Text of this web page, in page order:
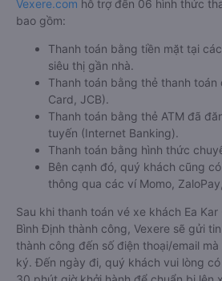
- Bình Định, hành khách có thể đặt
Vexere.com
nhất tại Việt Nam, đảm bảo giữ chỗ
dịch đặt mua vé xe khách đi Vân Canh
Đắk Lắk nào của quý khách tại trang
được Vexere cam kết giải quyết sự cố.
coupon giảm giá hoặc hoàn tiền sẽ
sự việc.
Hướng dẫn đặt vé tại Vexere.com:
Bước 1: Truy cập vào website Vexere
CH Play hoặc App Store.
Bước 2: Chọn điểm đi, điểm đến, ngày
VÉ XE”.
Bước 3: Chọn hãng xe khách đi Vân
Kar - Đắk Lắk, giờ khởi hành phù hợp.
giờ quý khách muốn đi để tiến hành